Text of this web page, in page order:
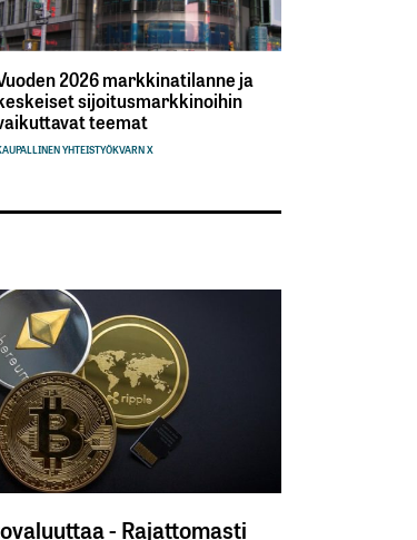
2026 markkinatilanne ja
sijoitusmarkkinoihin
teemat
YHTEISTYÖKVARN X
- Rajattomasti